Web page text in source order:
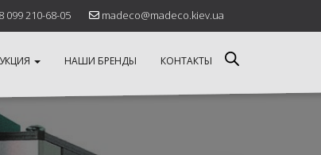
099 210-68-05 madeco@madeco.kiev.ua
НАШИ БРЕНДЫ КОНТАКТЫ